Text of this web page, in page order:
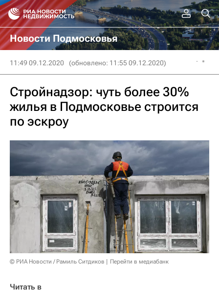
Новости Подмосковья
11:49 09.12.2020 (обновлено: 11:55 09.12.2020)
Стройнадзор: чуть более 30%
жилья в Подмосковье строится
по эскроу
© РИА Новости / Рамиль Ситдиков Перейти в медиабанк
Читать в